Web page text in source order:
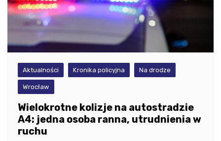
Aktualności Kronika policyjna Na drodze
Wrocław
Wielokrotne kolizje na autostradzie
A4: jedna osoba ranna, utrudnienia w
ruchu